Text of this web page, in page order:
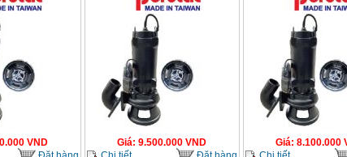
VND
Giá: 9.500.000 VND
Giá: 8.100.000